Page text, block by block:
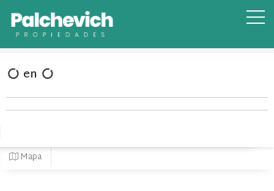
en
Mapa